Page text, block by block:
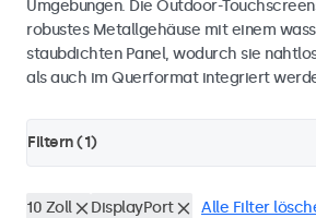
Umgebungen. Die Outdoor-
robustes Metallgehäuse mit einem
staubdichten Panel, wodurch sie
als auch im Querformat integriert
Filtern (1)
10 Zoll DisplayPort Alle Filter